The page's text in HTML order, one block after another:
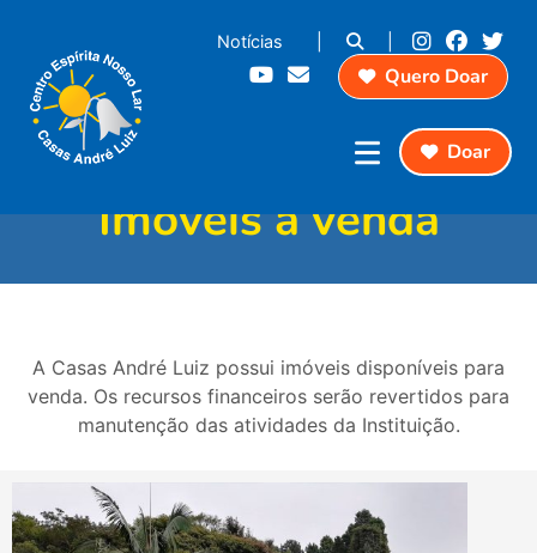
Notícias
Quero Doar
Doar
Imóveis à venda
A Casas André Luiz possui imóveis disponíveis para
venda. Os recursos financeiros serão revertidos para
manutenção das atividades da Instituição.